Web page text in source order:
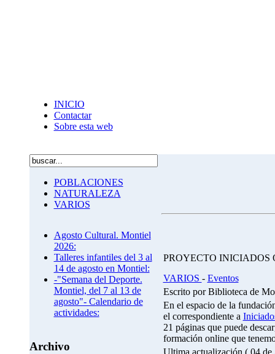
INICIO
Contactar
Sobre esta web
POBLACIONES
NATURALEZA
VARIOS
Agosto Cultural. Montiel
2026:
Talleres infantiles del 3 al
14 de agosto en Montiel:
-"Semana del Deporte.
Montiel, del 7 al 13 de
agosto"- Calendario de
actividades:
Archivo
PROYECTO INICIADOS
VARIOS - Eventos
Escrito por Biblioteca de
En el espacio de la
el correspondiente a
21 páginas que puede
formación online que
Ultima actualización ( 04 de